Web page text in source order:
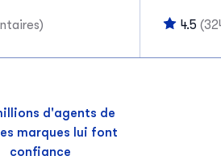
4.5
d'agents de
marques lui font
confiance